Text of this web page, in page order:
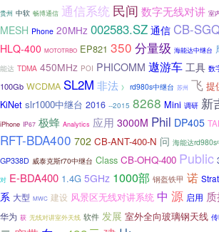
贵州 中软 畅博通信 通信系统 民间 数字无线对讲 室
MESH Phone 20MHz 002583.SZ 通信 CB-
HLQ-400 MOTOTRBO EP821 350 分量级 海能达中继台
能达 TDMA 450MHz POI PHICOMM 遨游车 工具 数
100Gb WCDMA SL2M 非法 》 rd980s中继台 苏州 飞 提
KiNet slr1000中继台 2016 --2015 8268 Mini 调研 新
iPhone IP67 极蜂 Analytics 应用 3000M Phil DP405
RFT-BDA400 702 CB-ANT-400-N 问 海能达rd980s
GP338D 威泰克斯r70中继台 Class CB-OHQ-400 Public
对 E-BDA400 1.4G 5GHz 1000部 钢盔铁甲 诺
系 大型 MWC 建设 风景区无线对讲系统 中 源 启用
华为 获 无线对讲室外天线 软件 发展 室外全向玻璃钢天线